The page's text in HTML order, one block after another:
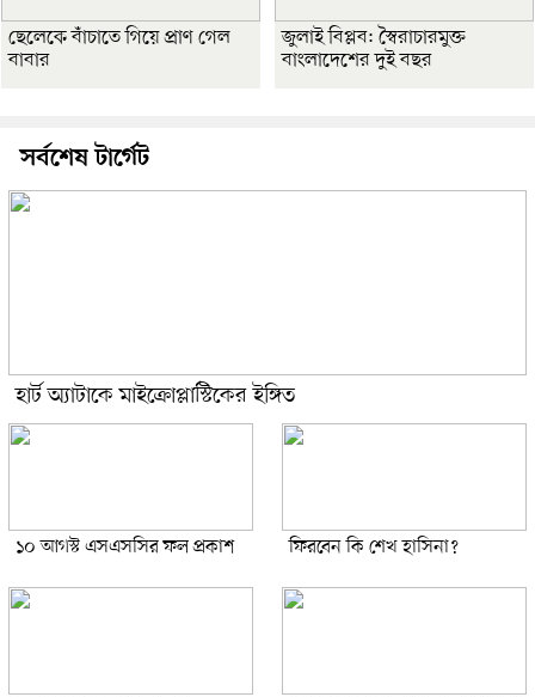
ছেলেকে বাঁচাতে গিয়ে প্রাণ গেল
বাবার
জুলাই বিপ্লব: স্বৈরাচারমুক্ত
বাংলাদেশের দুই বছর
সর্বশেষ টার্গেট
হার্ট অ্যাটাকে মাইক্রোপ্লাস্টিকের ইঙ্গিত
১০ আগস্ট এসএসসির ফল প্রকাশ ফিরবেন কি শেখ হাসিনা?